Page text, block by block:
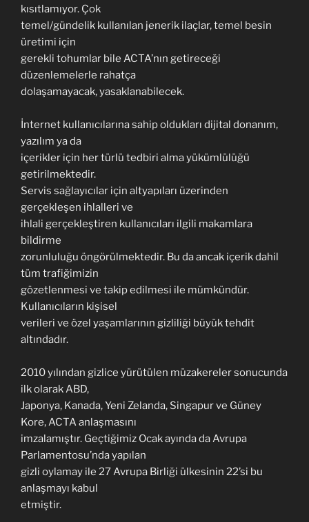
kısıtlamıyor. Çok
temel/gündelik kullanılan jenerik ilaçlar, temel besin
üretimi için
gerekli tohumlar bile ACTA’nın getireceği
düzenlemelerle rahatça
dolaşamayacak, yasaklanabilecek.
İnternet kullanıcılarına sahip oldukları dijital donanım,
yazılım ya da
içerikler için her türlü tedbiri alma yükümlülüğü
getirilmektedir.
Servis sağlayıcılar için altyapıları üzerinden
gerçekleşen ihlalleri ve
ihlali gerçekleştiren kullanıcıları ilgili makamlara
bildirme
zorunluluğu öngörülmektedir. Bu da ancak içerik dahil
tüm trafiğimizin
gözetlenmesi ve takip edilmesi ile mümkündür.
Kullanıcıların kişisel
verileri ve özel yaşamlarının gizliliği büyük tehdit
altındadır.
2010 yılından gizlice yürütülen müzakereler sonucunda
ilk olarak ABD,
Japonya, Kanada, Yeni Zelanda, Singapur ve Güney
Kore, ACTA anlaşmasını
imzalamıştır. Geçtiğimiz Ocak ayında da Avrupa
Parlamentosu’nda yapılan
gizli oylamay ile 27 Avrupa Birliği ülkesinin 22’si bu
anlaşmayı kabul
etmiştir.